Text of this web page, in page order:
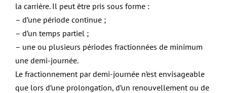
la carrière. Il peut être pris sous forme :
– d’une période continue ;
– d’un temps partiel ;
– une ou plusieurs périodes fractionnées de minimum
une demi-journée.
Le fractionnement par demi-journée n’est envisageable
que lors d’une prolongation, d’un renouvellement ou de